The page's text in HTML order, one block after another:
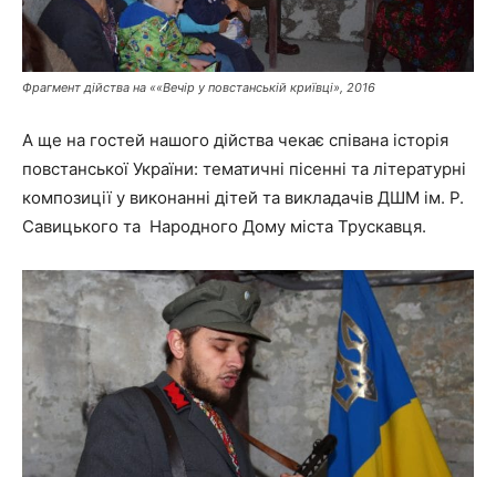
Фрагмент дійства на ««Вечір у повстанській криївці», 2016
А ще на гостей нашого дійства чекає співана історія
повстанської України: тематичні пісенні та літературні
композиції у виконанні дітей та викладачів ДШМ ім. Р.
Савицького та Народного Дому міста Трускавця.